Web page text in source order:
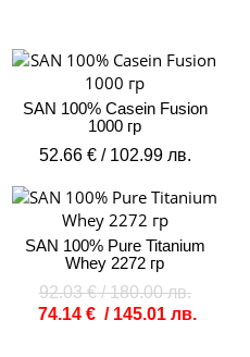
SAN 100% Casein Fusion
1000 гр
52.66 €/ 102.99 лв.
SAN 100% Pure Titanium
Whey 2272 гр
92.03€/ 180.00 лв.
Original
was:
180.00
74.14 € / 145.01 лв.
е: